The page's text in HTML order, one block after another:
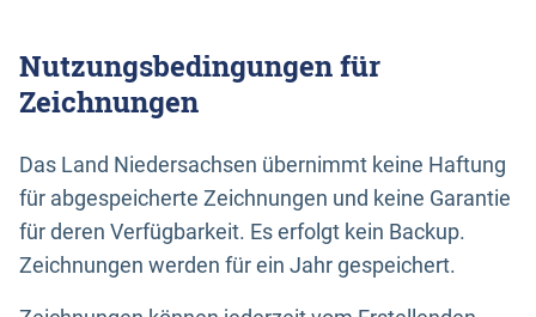
Nutzungsbedingungen für
Zeichnungen
Das Land Niedersachsen übernimmt keine Haftung
für abgespeicherte Zeichnungen und keine Garantie
für deren Verfügbarkeit. Es erfolgt kein Backup.
Zeichnungen werden für ein Jahr gespeichert.